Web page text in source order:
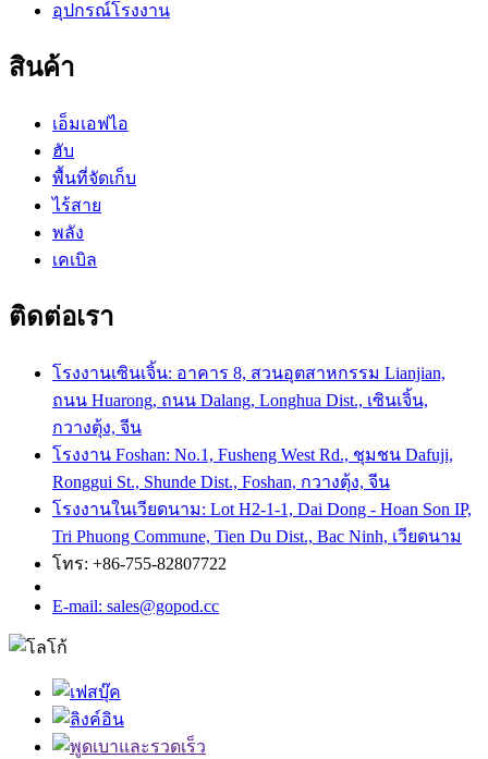
อุปกรณ์โรงงาน
สินค้า
เอ็มเอฟไอ
ฮับ
พื้นที่จัดเก็บ
ไร้สาย
พลัง
เคเบิล
ติดต่อเรา
โรงงานเซินเจิ้น: อาคาร 8, สวนอุตสาหกรรม Lianjian,
ถนน Huarong, ถนน Dalang, Longhua Dist., เซินเจิ้น,
กวางตุ้ง, จีน
โรงงาน Foshan: No.1, Fusheng West Rd., ชุมชน Dafuji,
Ronggui St., Shunde Dist., Foshan, กวางตุ้ง, จีน
โรงงานในเวียดนาม: Lot H2-1-1, Dai Dong - Hoan Son IP,
Tri Phuong Commune, Tien Du Dist., Bac Ninh, เวียดนาม
โทร: +86-755-82807722
E-mail: sales@gopod.cc